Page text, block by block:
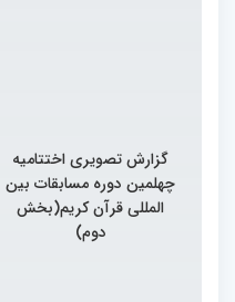
گزارش تصویری اختتامیه
چهلمین دوره مسابقات بین
المللی قرآن کریم(بخش
دوم)